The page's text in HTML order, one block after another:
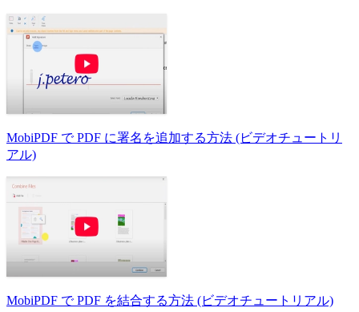
MobiPDF で PDF に署名を追加する方法 (ビデオチュートリ
アル)
MobiPDF で PDF を結合する方法 (ビデオチュートリアル)